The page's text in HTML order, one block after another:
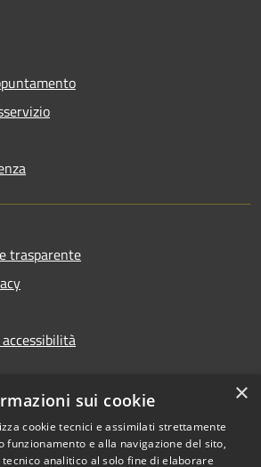
trasparente
×
sui cookie
cookie tecnici e assimilati strettamente
funzionamento e alla navigazione del sito,
tecnico analitico al solo fine di elaborare